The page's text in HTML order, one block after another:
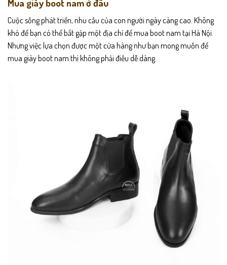
Mua giày boot nam ở đâu
Cuộc sống phát triển, nhu cầu của con người ngày càng cao. Không
khó để bạn có thể bắt gặp một địa chỉ để mua boot nam tại Hà Nội.
Nhưng việc lựa chọn được một cửa hàng như bạn mong muốn để
mua giày boot nam thì không phải điều dễ dàng.